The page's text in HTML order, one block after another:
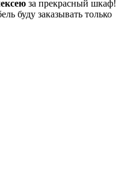
за прекрасный шкаф!
буду заказывать только